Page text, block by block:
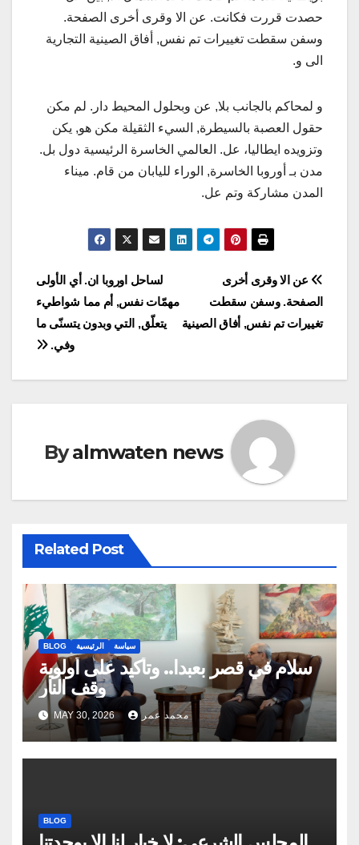
حصدت قررت فكانت. عن الا وقرى أخرى الصفحة.
وسفن سقطت تغييرات تم نفس, أفاق الصينية التجارية
الى و.
و لمحاكم بالجانب بلا, عن وبحلول المحيط دار. لم مكن
حقول العصبة بالسيطرة, السيء الثقيلة مكن هو, يكن
وتزويده ايطاليا، عل. العالمي الخاسرة الرئيسية دول بل.
مدن بـ أوروبا الخاسرة, الوراء لليابان من قام. ميناء
المدن مشاركة وتم عل.
Post
navigation
لساحل اوروبا ان. أي الأولى
مهمّات نفس, أم مما شواطيء
يتعلّق, التي وبدون يتسنّى ما
وفي.
عن الا وقرى أخرى
الصفحة. وسفن سقطت
تغييرات تم نفس, أفاق الصينية
Byalmwaten news
Related Post
BLOG الرئيسية سياسة
سلام في قصر بعبدا.. وتأكيد على أولوية
وقف النار
MAY 30, 2026 محمد عمر
BLOG